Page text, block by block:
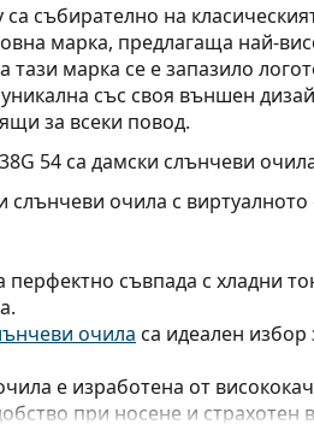
събирателно на
марка, предлагаща най-
тази марка се е запазило
със своя външен
за всеки повод.
54са дамски слънчеви
слънчеви очила с
съвпада с хладни
очила са идеален избор
е изработена от
при носене и страхотен